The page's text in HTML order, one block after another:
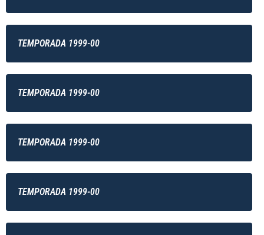
TEMPORADA 1999-00
TEMPORADA 1999-00
TEMPORADA 1999-00
TEMPORADA 1999-00